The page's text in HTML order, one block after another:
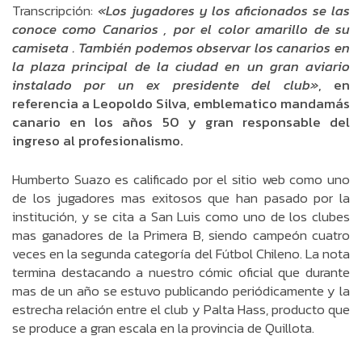
Transcripción: «Los jugadores y los aficionados se las
conoce como Canarios , por el color amarillo de su
camiseta . También podemos observar los canarios en
la plaza principal de la ciudad en un gran aviario
instalado por un ex presidente del club», en
referencia a Leopoldo Silva, emblematico mandamás
canario en los años 50 y gran responsable del
ingreso al profesionalismo.
Humberto Suazo es calificado por el sitio web como uno
de los jugadores mas exitosos que han pasado por la
institución, y se cita a San Luis como uno de los clubes
mas ganadores de la Primera B, siendo campeón cuatro
veces en la segunda categoría del Fútbol Chileno. La nota
termina destacando a nuestro cómic oficial que durante
mas de un año se estuvo publicando periódicamente y la
estrecha relación entre el club y Palta Hass, producto que
se produce a gran escala en la provincia de Quillota.